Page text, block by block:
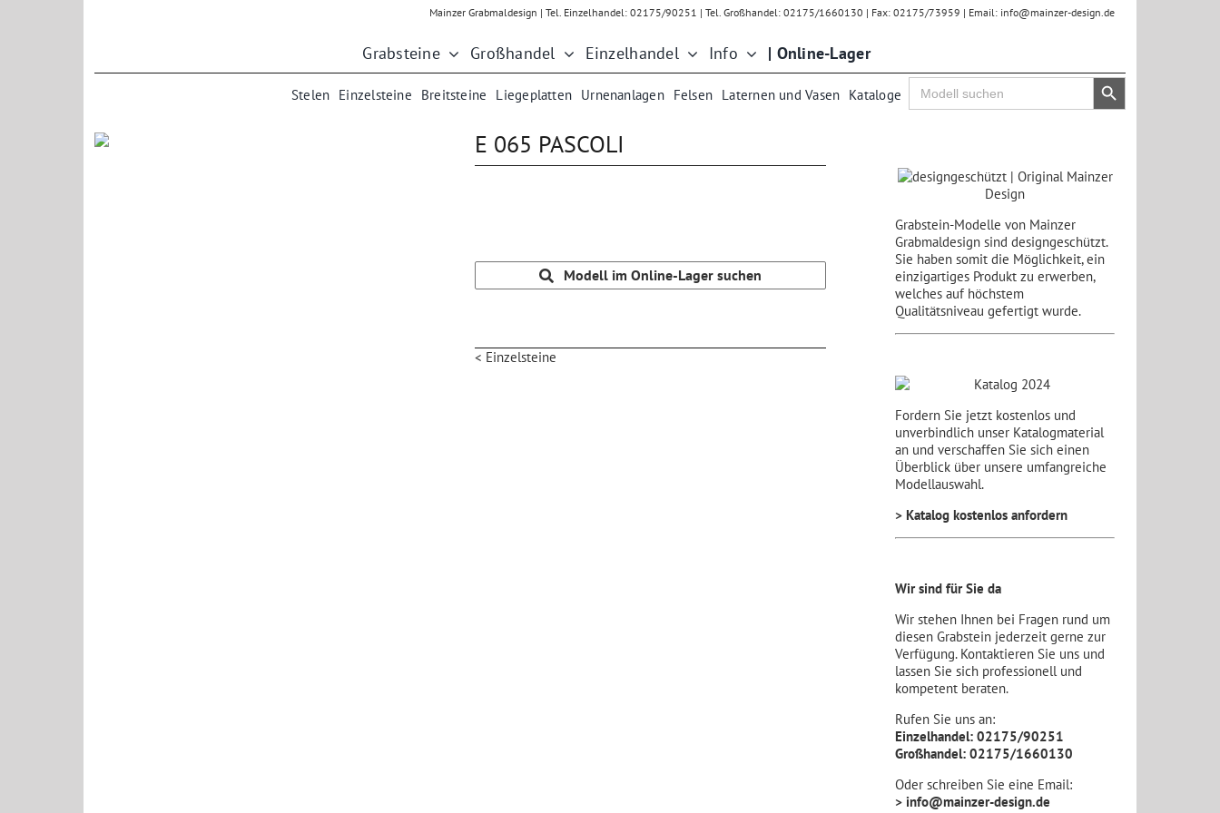
Mainzer Grabmaldesign | Tel. Einzelhandel: 02175/90251 | Tel. Großhandel: 02175/1660130 | Fax: 02175/73959 | Email: info@mainzer-design.de
Grabsteine Großhandel Einzelhandel Info | Online-Lager
Stelen Einzelsteine Breitsteine Liegeplatten Urnenanlagen Felsen Laternen und Vasen Kataloge
Search
for:
Search Button
E 065 PASCOLI
Modell im Online-Lager suchen
< Einzelsteine
Grabstein-Modelle von Mainzer
Grabmaldesign sind designgeschützt.
Sie haben somit die Möglichkeit, ein
einzigartiges Produkt zu erwerben,
welches auf höchstem
Qualitätsniveau gefertigt wurde.
Fordern Sie jetzt kostenlos und
unverbindlich unser Katalogmaterial
an und verschaffen Sie sich einen
Überblick über unsere umfangreiche
Modellauswahl.
> Katalog kostenlos anfordern
Wir sind für Sie da
Wir stehen Ihnen bei Fragen rund um
diesen Grabstein jederzeit gerne zur
Verfügung. Kontaktieren Sie uns und
lassen Sie sich professionell und
kompetent beraten.
Rufen Sie uns an:
Einzelhandel: 02175/90251
Großhandel: 02175/1660130
Oder schreiben Sie eine Email:
> info@mainzer-design.de